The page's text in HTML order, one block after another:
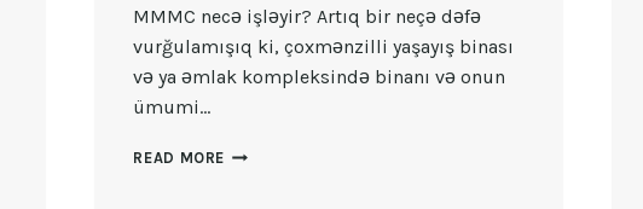
MMMC necə işləyir? Artıq bir neçə dəfə
vurğulamışıq ki, çoxmənzilli yaşayış binası
və ya əmlak kompleksində binanı və onun
ümumi…
READ MORE MMMC